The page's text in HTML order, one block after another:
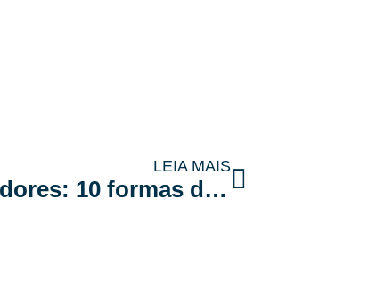
LEIA MAIS
Condomínios mais acolhedores: 10 formas de tornar as áreas comuns mais agradáveis